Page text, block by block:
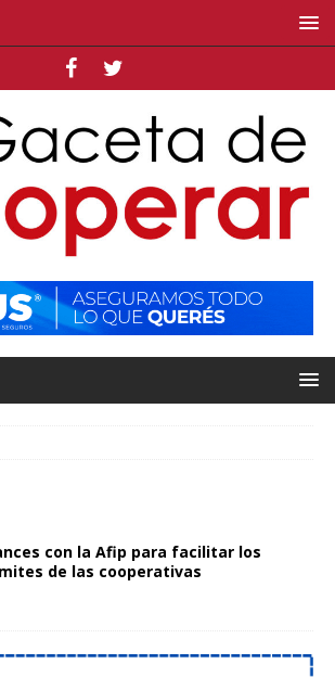
con la Afip para facilitar los
de las cooperativas